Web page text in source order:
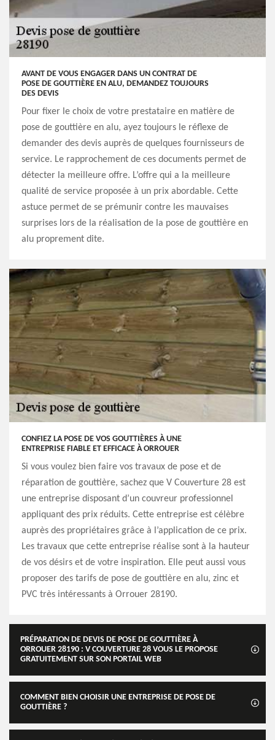
AVANT DE VOUS ENGAGER DANS UN CONTRAT DE
POSE DE GOUTTIÈRE EN ALU, DEMANDEZ TOUJOURS
DES DEVIS
Pour fixer le choix de votre prestataire en matière de
pose de gouttière en alu, ayez toujours le réflexe de
demander des devis auprès de quelques fournisseurs de
service. Le rapprochement de ces documents permet de
détecter la meilleure offre. L’offre qui a la meilleure
qualité de service proposée à un prix abordable. Cette
astuce permet de se prémunir contre les mauvaises
surprises lors de la réalisation de la pose de gouttière en
alu proprement dite.
CONFIEZ LA POSE DE VOS GOUTTIÈRES À UNE
ENTREPRISE FIABLE ET EFFICACE À ORROUER
Si vous voulez bien faire vos travaux de pose et de
réparation de gouttière, sachez que V Couverture 28 est
une entreprise disposant d’un couvreur professionnel
appliquant des prix réduits. Cette entreprise est célèbre
auprès des propriétaires grâce à l’application de ce prix.
Les travaux que cette entreprise réalise sont à la hauteur
de vos désirs et de votre inspiration. Elle peut aussi vous
proposer des tarifs de pose de gouttière en alu, zinc et
PVC très intéressants à Orrouer 28190.
PRÉPARATION DE DEVIS DE POSE DE GOUTTIÈRE À
ORROUER 28190 : V COUVERTURE 28 VOUS LE PROPOSE
GRATUITEMENT SUR SON PORTAIL WEB
COMMENT BIEN CHOISIR UNE ENTREPRISE DE POSE DE
GOUTTIÈRE ?